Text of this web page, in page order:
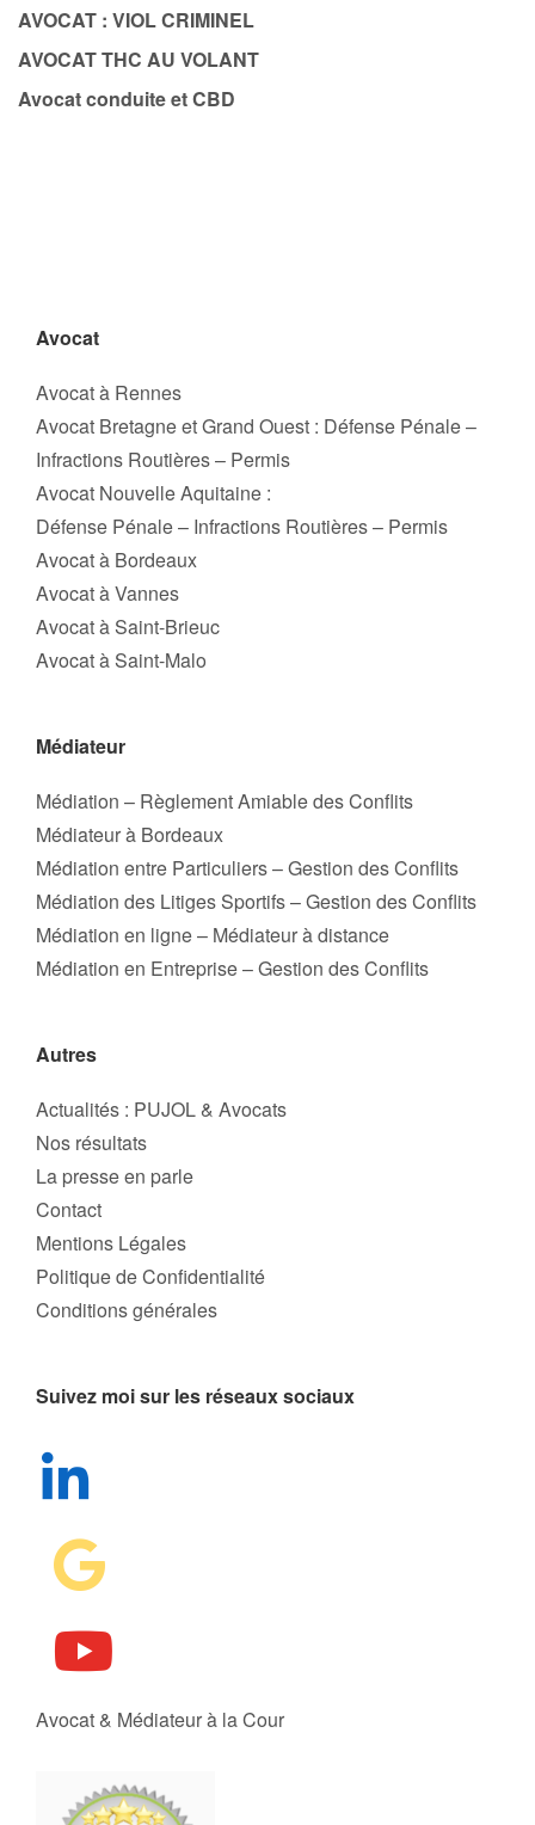
AVOCAT : VIOL CRIMINEL
AVOCAT THC AU VOLANT
Avocat conduite et CBD
Avocat
Avocat à Rennes
Avocat Bretagne et Grand Ouest : Défense Pénale –
Infractions Routières – Permis
Avocat Nouvelle Aquitaine :
Défense Pénale – Infractions Routières – Permis
Avocat à Bordeaux
Avocat à Vannes
Avocat à Saint-Brieuc
Avocat à Saint-Malo
Médiateur
Médiation – Règlement Amiable des Conflits
Médiateur à Bordeaux
Médiation entre Particuliers – Gestion des Conflits
Médiation des Litiges Sportifs – Gestion des Conflits
Médiation en ligne – Médiateur à distance
Médiation en Entreprise – Gestion des Conflits
Autres
Actualités : PUJOL & Avocats
Nos résultats
La presse en parle
Contact
Mentions Légales
Politique de Confidentialité
Conditions générales
Suivez moi sur les réseaux sociaux
Avocat & Médiateur à la Cour